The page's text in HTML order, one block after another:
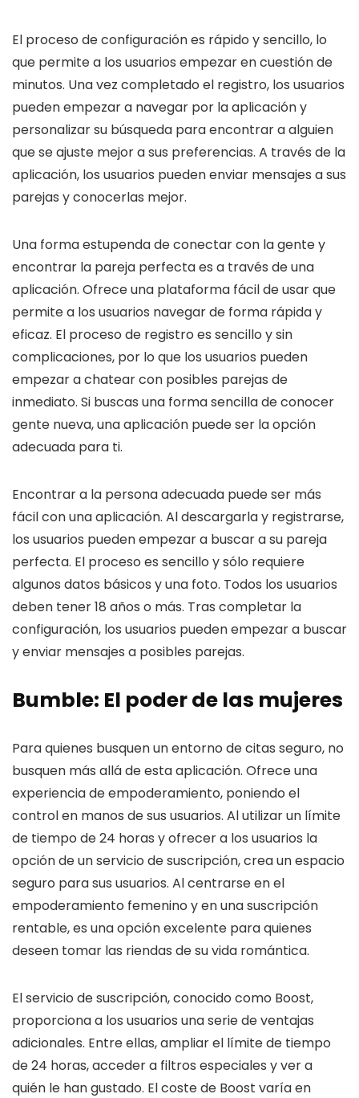
El proceso de configuración es rápido y sencillo, lo
que permite a los usuarios empezar en cuestión de
minutos. Una vez completado el registro, los usuarios
pueden empezar a navegar por la aplicación y
personalizar su búsqueda para encontrar a alguien
que se ajuste mejor a sus preferencias. A través de la
aplicación, los usuarios pueden enviar mensajes a sus
parejas y conocerlas mejor.
Una forma estupenda de conectar con la gente y
encontrar la pareja perfecta es a través de una
aplicación. Ofrece una plataforma fácil de usar que
permite a los usuarios navegar de forma rápida y
eficaz. El proceso de registro es sencillo y sin
complicaciones, por lo que los usuarios pueden
empezar a chatear con posibles parejas de
inmediato. Si buscas una forma sencilla de conocer
gente nueva, una aplicación puede ser la opción
adecuada para ti.
Encontrar a la persona adecuada puede ser más
fácil con una aplicación. Al descargarla y registrarse,
los usuarios pueden empezar a buscar a su pareja
perfecta. El proceso es sencillo y sólo requiere
algunos datos básicos y una foto. Todos los usuarios
deben tener 18 años o más. Tras completar la
configuración, los usuarios pueden empezar a buscar
y enviar mensajes a posibles parejas.
Bumble: El poder de las mujeres
Para quienes busquen un entorno de citas seguro, no
busquen más allá de esta aplicación. Ofrece una
experiencia de empoderamiento, poniendo el
control en manos de sus usuarios. Al utilizar un límite
de tiempo de 24 horas y ofrecer a los usuarios la
opción de un servicio de suscripción, crea un espacio
seguro para sus usuarios. Al centrarse en el
empoderamiento femenino y en una suscripción
rentable, es una opción excelente para quienes
deseen tomar las riendas de su vida romántica.
El servicio de suscripción, conocido como Boost,
proporciona a los usuarios una serie de ventajas
adicionales. Entre ellas, ampliar el límite de tiempo
de 24 horas, acceder a filtros especiales y ver a
quién le han gustado. El coste de Boost varía en